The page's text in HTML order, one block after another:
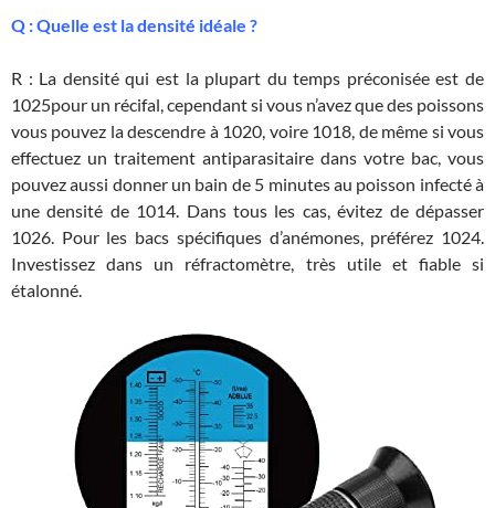
Q : Quelle est la densité idéale ?
R : La densité qui est la plupart du temps préconisée est de
1025pour un récifal, cependant si vous n’avez que des poissons
vous pouvez la descendre à 1020, voire 1018, de même si vous
effectuez un traitement antiparasitaire dans votre bac, vous
pouvez aussi donner un bain de 5 minutes au poisson infecté à
une densité de 1014. Dans tous les cas, évitez de dépasser
1026. Pour les bacs spécifiques d’anémones, préférez 1024.
Investissez dans un réfractomètre, très utile et fiable si
étalonné.